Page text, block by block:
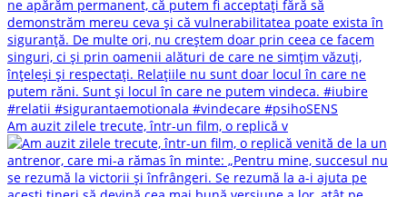
Am auzit zilele trecute, într-un film, o replică v